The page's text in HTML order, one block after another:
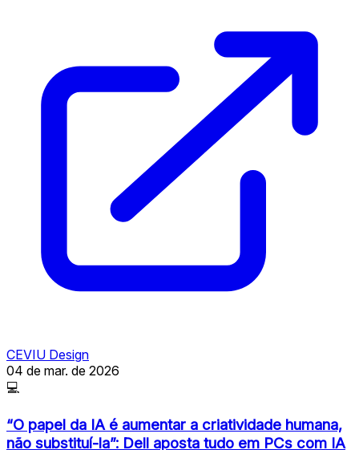
CEVIU Design
04 de mar. de 2026
💻
“O papel da IA é aumentar a criatividade humana,
não substituí-la”: Dell aposta tudo em PCs com IA